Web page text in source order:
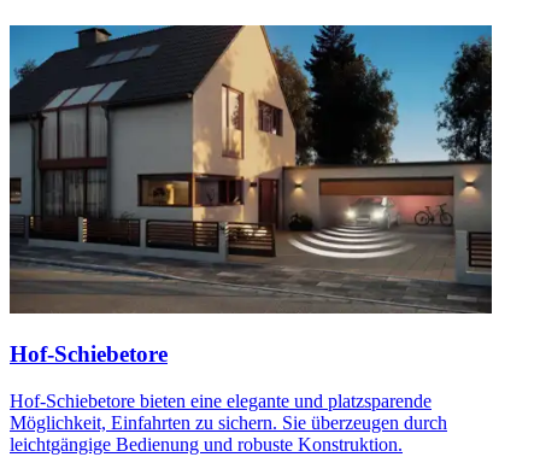
Hof-Schiebetore
Hof-Schiebetore bieten eine elegante und platzsparende
Möglichkeit, Einfahrten zu sichern. Sie überzeugen durch
leichtgängige Bedienung und robuste Konstruktion.